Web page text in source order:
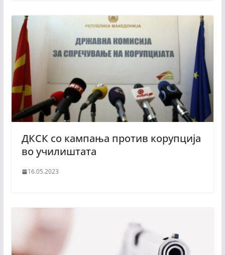
ДКСК со кампања против корупција
во училиштата
16.05.2023